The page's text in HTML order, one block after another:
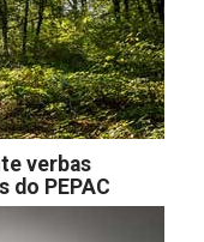
verbas
do PEPAC